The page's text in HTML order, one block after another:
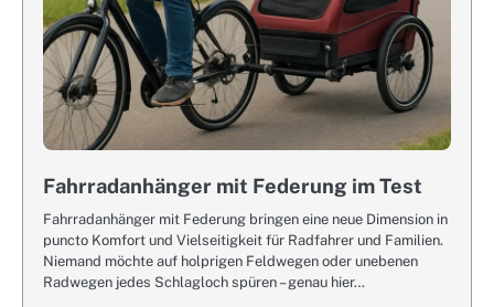
Fahrradanhänger mit Federung im Test
Fahrradanhänger mit Federung bringen eine neue Dimension in
puncto Komfort und Vielseitigkeit für Radfahrer und Familien.
Niemand möchte auf holprigen Feldwegen oder unebenen
Radwegen jedes Schlagloch spüren – genau hier…